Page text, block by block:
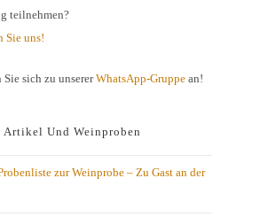
teilnehmen?
Sie uns!
Sie sich zu unsererWhatsApp-Gruppe an!
Artikel Und Weinproben
zur Weinprobe – Zu Gast an der